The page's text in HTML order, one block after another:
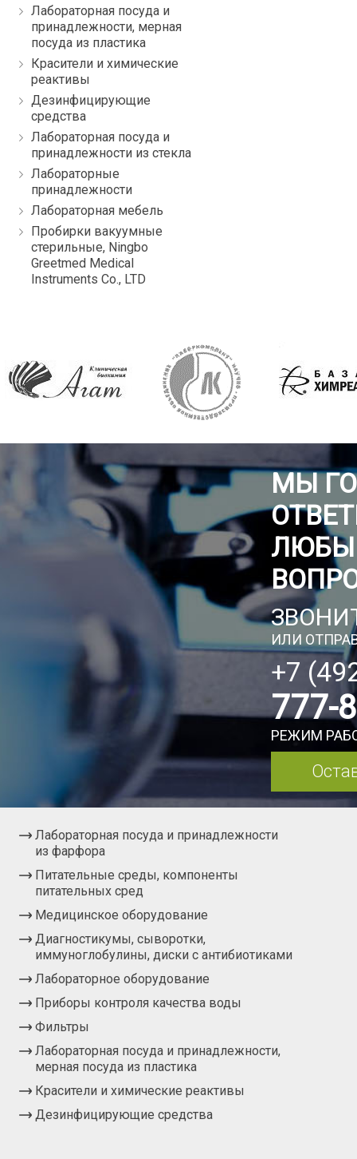
Лабораторная посуда и
принадлежности, мерная
посуда из пластика
Красители и химические
реактивы
Дезинфицирующие
средства
Лабораторная посуда и
принадлежности из стекла
Лабораторные
принадлежности
Лабораторная мебель
Пробирки вакуумные
стерильные, Ningbo
Greetmed Medical
Instruments Co., LTD
МЫ
ИЛИ
+7
777-
РЕЖИМ
Лабораторная посуда и принадлежности
из фарфора
Питательные среды, компоненты
питательных сред
Медицинское оборудование
Диагностикумы, сыворотки,
иммуноглобулины, диски с антибиотиками
Лабораторное оборудование
Приборы контроля качества воды
Фильтры
Лабораторная посуда и принадлежности,
мерная посуда из пластика
Красители и химические реактивы
Дезинфицирующие средства